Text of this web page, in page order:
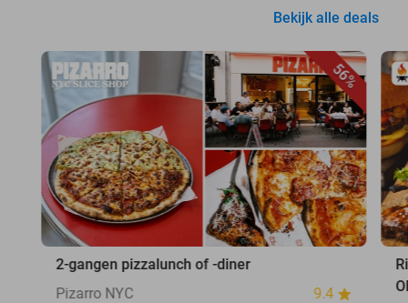
Bekijk alle deals
56%
2-gangen pizzalunch of -diner
Pizarro NYC
9.4